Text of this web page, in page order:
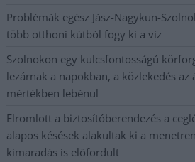
Problémák egész Jász-Nagykun-
több otthoni kútból fogy ki a víz
Szolnokon egy kulcsfontosságú
lezárnak a napokban, a közlekedés az
mértékben lebénul
Elromlott a biztosítóberendezés a
alapos késések alakultak ki a
kimaradás is előfordult